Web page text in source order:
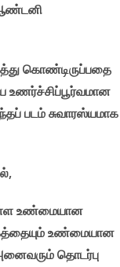
ஆண்டனி
கொண்டிருப்பதை
உணர்ச்சிப்பூர்வமான
படம் சுவாரஸ்யமாக
உண்மையான
உண்மையான
தொடர்பு